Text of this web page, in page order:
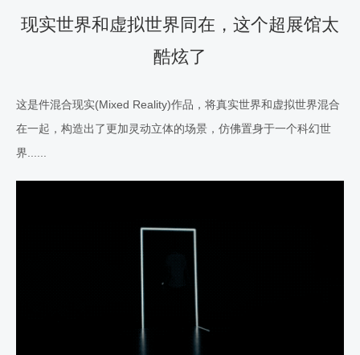
现实世界和虚拟世界同在，这个超展馆太
酷炫了
这是件混合现实(Mixed Reality)作品，将真实世界和虚拟世界混合
在一起，构造出了更加灵动立体的场景，仿佛置身于一个科幻世
界......